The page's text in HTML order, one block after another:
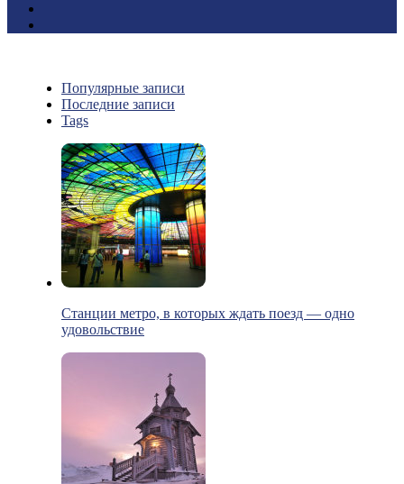
Популярные записи
Последние записи
Tags
Станции метро, в которых ждать поезд — одно
удовольствие